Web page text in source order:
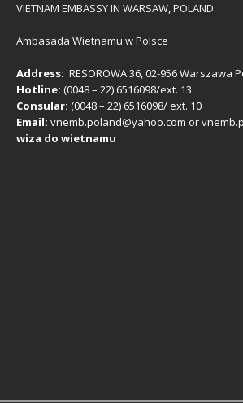
VIETNAM EMBASSY IN WARSAW, POLAND
Ambasada Wietnamu w Polsce
Address: RESOROWA 36, 02-956 Warszawa
Hotline: (0048 – 22) ​6516098/ext. 13
Consular: (0048 – 22) 6516098/ ext. 10
Email: vnemb.poland@yahoo.com or
wiza do wietnamu